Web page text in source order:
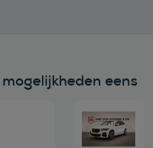
eens
Bekijk deze